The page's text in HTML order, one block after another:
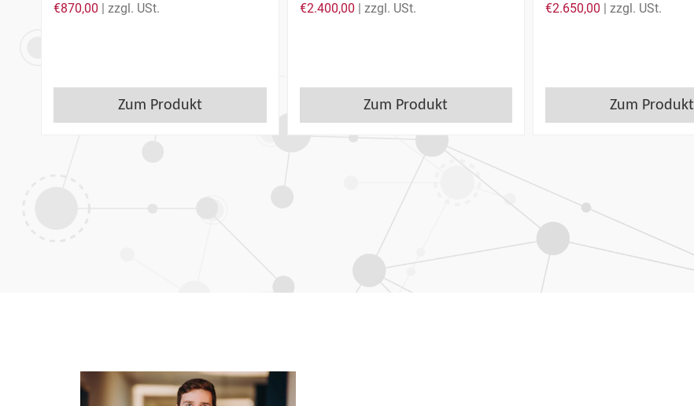
€870,00 | zzgl. USt.
Zum Produkt
€2.400,00 | zzgl. USt.
Zum Produkt
€2.650,00 | zzgl. USt.
Zum Produkt